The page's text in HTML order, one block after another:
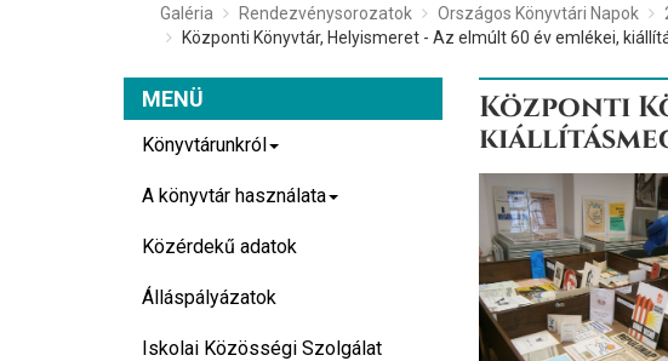
Galéria Rendezvénysorozatok Országos Könyvtári Napok
Központi Könyvtár, Helyismeret - Az elmúlt 60 év emlékei,
Központi
MENÜ
Könyvtárunkról
A könyvtár használata
Közérdekű adatok
Álláspályázatok
Iskolai Közösségi Szolgálat